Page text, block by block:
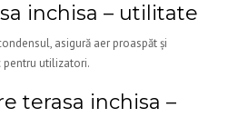
inchisa – utilitate
asigură aer proaspăt și
utilizatori.
terasa inchisa –